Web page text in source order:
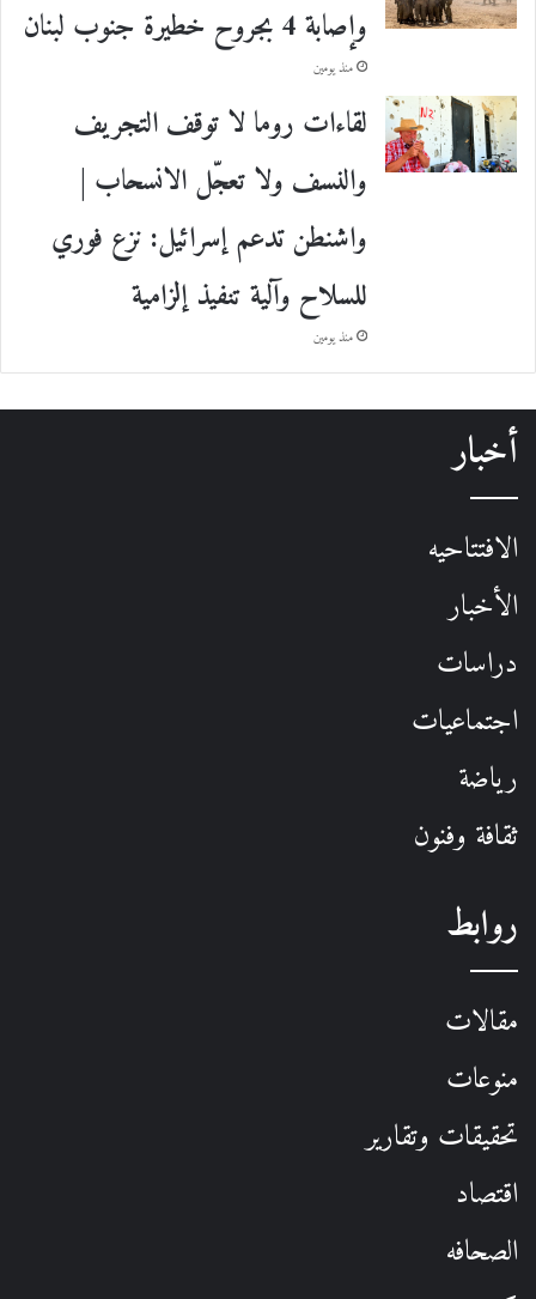
وإصابة 4 بجروح خطيرة جنوب لبنان
منذ يومين
لقاءات روما لا توقف التجريف
والنسف ولا تعجّل الانسحاب |
واشنطن تدعم إسرائيل: نزع فوري
للسلاح وآلية تنفيذ إلزامية
منذ يومين
أخبار
الافتتاحيه
الأخبار
دراسات
اجتماعيات
رياضة
ثقافة وفنون
روابط
مقالات
منوعات
تحقيقات وتقارير
اقتصاد
الصحافه